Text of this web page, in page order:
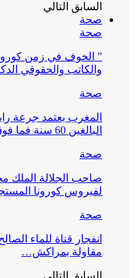
السابق التالي
صحة
صحة
” الخوف في زمن
والكاتب والحقوقي
صحة
المغرب يعتمد جرعة
البالغين 60 سنة فما فوق أو من…
صحة
صاحب الجلالة الملك
لفيروس كورونا المستجد
صحة
انفجار قناة للماء
مقاولة بمراكش…
السابق التالي